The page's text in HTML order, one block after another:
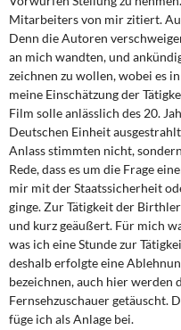
Mitarbeiters von mir zitiert.
Denn die Autoren
an mich wandten, und
zeichnen zu wollen, wobei es
meine Einschätzung der
Film solle anlässlich des 20.
Deutschen Einheit
Anlass stimmten nicht,
Rede, dass es um die Frage
mir mit der Staatssicherheit
ginge. Zur Tätigkeit der
und kurz geäußert. Für mich
was ich eine Stunde zur
deshalb erfolgte eine
bezeichnen, auch hier werden
Fernsehzuschauer getäuscht.
füge ich als Anlage bei.